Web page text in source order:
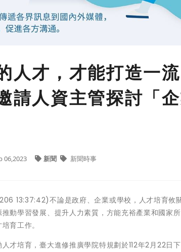
人才，才能打造一
請人資主管探討「
06,2023 新聞 新聞時事
13:37:42)不論是政府、企業或學校，人才培育攸
動學習發展、提升人力素質，方能充裕產業和國家
育工作。
才培育，臺大進修推廣學院特規劃於112年2月22日